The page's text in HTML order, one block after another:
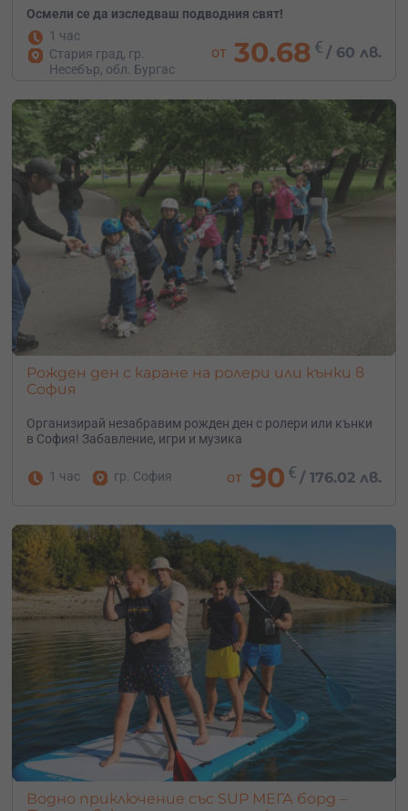
Осмели се да изследваш подводния свят!
1 час
Стария град, гр.
Несебър, обл. Бургас
от 30.68 € /60 лв.
Рожден ден с каране на ролери или кънки в
София
Организирай незабравим рожден ден с ролери или кънки
в София! Забавление, игри и музика
1 час гр. София от 90 € / 176.02 лв.
Водно приключение със SUP МЕГА борд –